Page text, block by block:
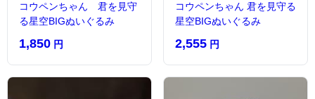
コウペンちゃん 君を見守
る星空BIGぬいぐるみ
1,850 円
コウペンちゃん 君を見守る
星空BIGぬいぐるみ
2,555 円